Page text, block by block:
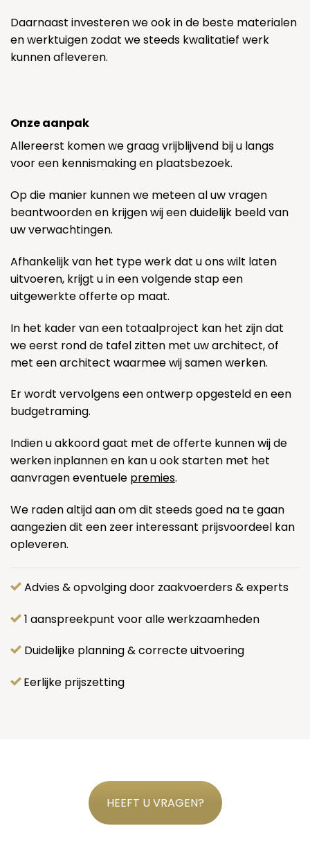
Daarnaast investeren we ook in de beste materialen
en werktuigen zodat we steeds kwalitatief werk
kunnen afleveren.
Onze aanpak
Allereerst komen we graag vrijblijvend bij u langs
voor een kennismaking en plaatsbezoek.
Op die manier kunnen we meteen al uw vragen
beantwoorden en krijgen wij een duidelijk beeld van
uw verwachtingen.
Afhankelijk van het type werk dat u ons wilt laten
uitvoeren, krijgt u in een volgende stap een
uitgewerkte offerte op maat.
In het kader van een totaalproject kan het zijn dat
we eerst rond de tafel zitten met uw architect, of
met een architect waarmee wij samen werken.
Er wordt vervolgens een ontwerp opgesteld en een
budgetraming.
Indien u akkoord gaat met de offerte kunnen wij de
werken inplannen en kan u ook starten met het
aanvragen eventuele premies.
We raden altijd aan om dit steeds goed na te gaan
aangezien dit een zeer interessant prijsvoordeel kan
opleveren.
Advies & opvolging door zaakvoerders & experts
1 aanspreekpunt voor alle werkzaamheden
Duidelijke planning & correcte uitvoering
Eerlijke prijszetting
HEEFT U VRAGEN?